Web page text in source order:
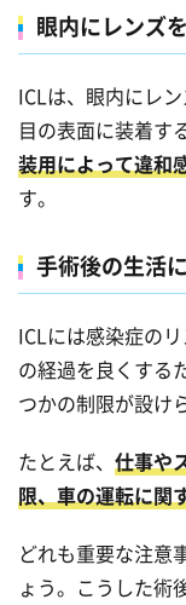
眼内にレンズ
ICLは、眼内にレ
目の表面に装着す
装用によって違和
す。
手術後の生活
ICLには感染症の
の経過を良くする
つかの制限が設け
たとえば、 仕事や
限、車の運転に関
どれも重要な注意
ょう。こうした術